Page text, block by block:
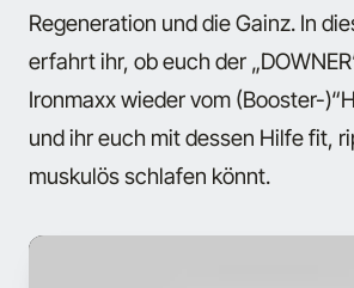
Regeneration und die Gainz. In
erfahrt ihr, ob euch der
Ironmaxx wieder vom (Booster-
und ihr euch mit dessen Hilfe fit,
muskulös schlafen könnt.